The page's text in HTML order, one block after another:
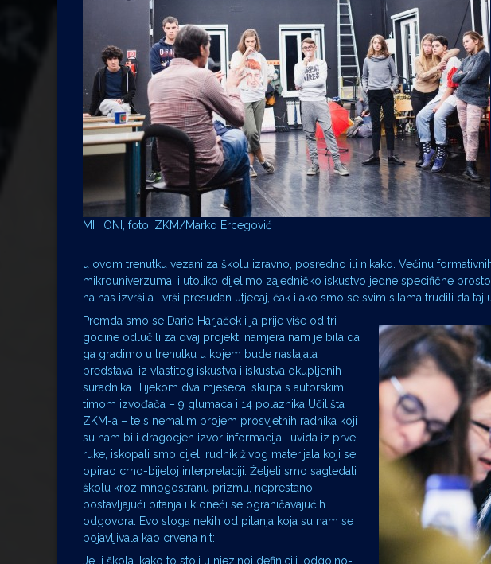
MI I ONI, foto: ZKM/Marko Ercegović
u ovom trenutku vezani za školu izravno, posredno ili nikako. Većinu
mikrouniverzuma, i utoliko dijelimo zajedničko iskustvo jedne specifične
na nas izvršila i vrši presudan utjecaj, čak i ako smo se svim silama trudili da taj
Premda smo se Dario Harjaček i ja prije više od tri
godine odlučili za ovaj projekt, namjera nam je bila da
ga gradimo u trenutku u kojem bude nastajala
predstava, iz vlastitog iskustva i iskustva okupljenih
suradnika. Tijekom dva mjeseca, skupa s autorskim
timom izvođača – 9 glumaca i 14 polaznika Učilišta
ZKM-a – te s nemalim brojem prosvjetnih radnika koji
su nam bili dragocjen izvor informacija i uvida iz prve
ruke, iskopali smo cijeli rudnik živog materijala koji se
opirao crno-bijeloj interpretaciji. Željeli smo sagledati
školu kroz mnogostranu prizmu, neprestano
postavljajući pitanja i kloneći se ograničavajućih
odgovora. Evo stoga nekih od pitanja koja su nam se
pojavljivala kao crvena nit:
Je li škola, kako to stoji u njezinoj definiciji, odgojno-